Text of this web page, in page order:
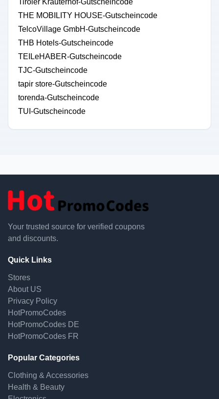
Tiroler Kräuterhof-Gutscheincode
THE MOBILITY HOUSE-Gutscheincode
TelcoVillage GmbH-Gutscheincode
THB Hotels-Gutscheincode
TEILeHABER-Gutscheincode
TJC-Gutscheincode
tapir store-Gutscheincode
torenda-Gutscheincode
TUI-Gutscheincode
Your trusted source for verified coupons
and discounts.
Quick Links
Stores
About US
Privacy Policy
HotPromoCodes
HotPromoCodes DE
HotPromoCodes FR
Popular Categories
Clothing & Accessories
Health & Beauty